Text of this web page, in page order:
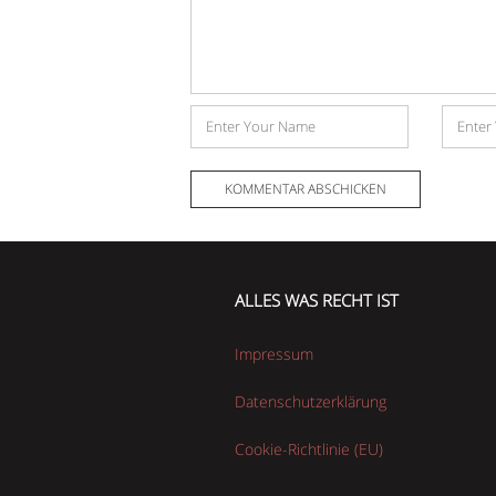
Name
Mail-
ALLES WAS RECHT IST
Impressum
Datenschutzerklärung
Cookie-Richtlinie (EU)